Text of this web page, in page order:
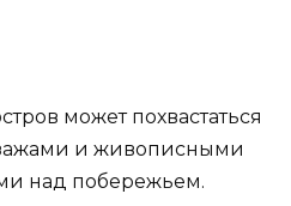
может похвастаться
и живописными
над побережьем.